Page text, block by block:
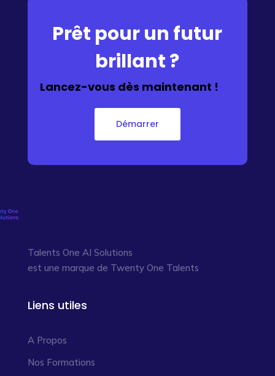
Prêt pour un futur
brillant ?
Lancez-vous dès maintenant !
Démarrer
Talents One AI Solutions
est une marque de Twenty One Talents
Liens utiles
A Propos
Nos Formations